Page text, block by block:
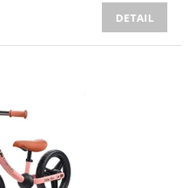
DETAIL